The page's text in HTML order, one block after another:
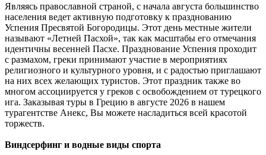
Являясь православной страной, с начала августа большинство
населения ведет активную подготовку к празднованию
Успения Пресвятой Богородицы. Этот день местные жители
называют «Летней Пасхой», так как масштабы его отмечания
идентичны весенней Пасхе. Празднование Успения проходит
с размахом, греки принимают участие в мероприятиях
религиозного и культурного уровня, и с радостью приглашают
на них всех желающих туристов. Этот праздник также во
многом ассоциируется у греков с освобождением от турецкого
ига. Заказывая туры в Грецию в августе 2026 в нашем
турагентстве Анекс, Вы можете насладиться всей красотой
торжеств.
Виндсерфинг и водные виды спорта